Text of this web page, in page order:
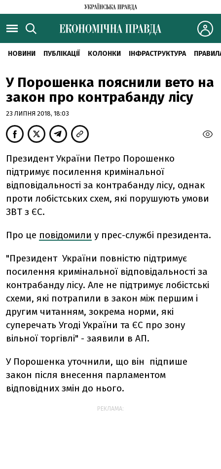
НОВИНИ ПУБЛІКАЦІЇ КОЛОНКИ ІНФРАСТРУКТУРА
У Порошенка пояснили вето на
закон про контрабанду лісу
23 ЛИПНЯ 2018, 18:03
Президент України Петро Порошенко
підтримує посилення кримінальної
відповідальності за контрабанду лісу, однак
проти лобістських схем, які порушують умови
ЗВТ з ЄС.
Про це повідомили у прес-службі президента.
"Президент України повністю підтримує
посилення кримінальної відповідальності за
контрабанду лісу. Але не підтримує лобістські
схеми, які потрапили в закон між першим і
другим читанням, зокрема норми, які
суперечать Угоді України та ЄС про зону
вільної торгівлі" - заявили в АП.
У Порошенка уточнили, що він підпише
закон після внесення парламентом
відповідних змін до нього.
РЕКЛАМА: